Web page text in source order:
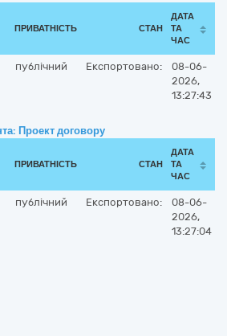
ПРИВАТНІСТЬ СТАН
ДАТА
ТА
ЧАС
публічний Експортовано:
08-06-
2026,
13:27:43
Проект договору
ПРИВАТНІСТЬ СТАН
ДАТА
ТА
ЧАС
публічний Експортовано:
08-06-
2026,
13:27:04